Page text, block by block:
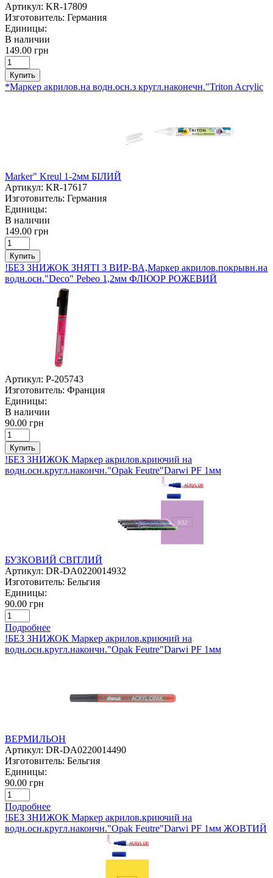
Артикул: KR-17809
Изготовитель: Германия
Единицы:
В наличии
149.00 грн
Купить
*Маркер акрилов.на водн.осн.з кругл.наконечн."Triton Acrylic
Marker" Kreul 1-2мм БІЛИЙ
Артикул: KR-17617
Изготовитель: Германия
Единицы:
В наличии
149.00 грн
Купить
!БЕЗ ЗНИЖОК ЗНЯТІ З ВИР-ВА,Маркер акрилов.покрывн.на
водн.осн."Deco" Pebeo 1,2мм ФЛЮОР РОЖЕВИЙ
Артикул: P-205743
Изготовитель: Франция
Единицы:
В наличии
90.00 грн
Купить
!БЕЗ ЗНИЖОК Маркер акрилов.криючий на
водн.осн.кругл.накончн."Opak Feutre"Darwi PF 1мм
БУЗКОВИЙ СВІТЛИЙ
Артикул: DR-DA0220014932
Изготовитель: Бельгия
Единицы:
90.00 грн
Подробнее
!БЕЗ ЗНИЖОК Маркер акрилов.криючий на
водн.осн.кругл.накончн."Opak Feutre"Darwi PF 1мм
ВЕРМИЛЬОН
Артикул: DR-DA0220014490
Изготовитель: Бельгия
Единицы:
90.00 грн
Подробнее
!БЕЗ ЗНИЖОК Маркер акрилов.криючий на
водн.осн.кругл.накончн."Opak Feutre"Darwi PF 1мм ЖОВТИЙ